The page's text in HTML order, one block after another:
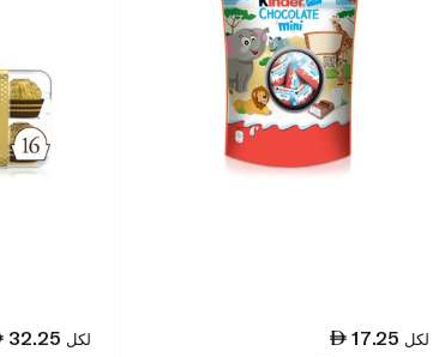
17.25 لكل
32.25 لكل